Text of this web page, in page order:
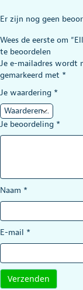
Er zijn nog geen
Wees de eerste om
te beoordelen
Je e-mailadres wordt
gemarkeerd met *
Je waardering *
Je beoordeling *
Naam *
E-mail *